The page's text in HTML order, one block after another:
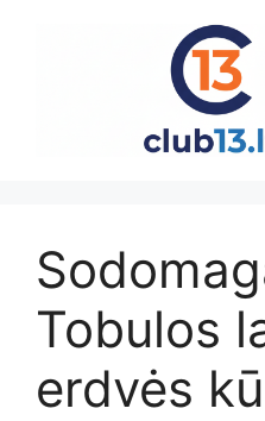
Tobulos
erdvės